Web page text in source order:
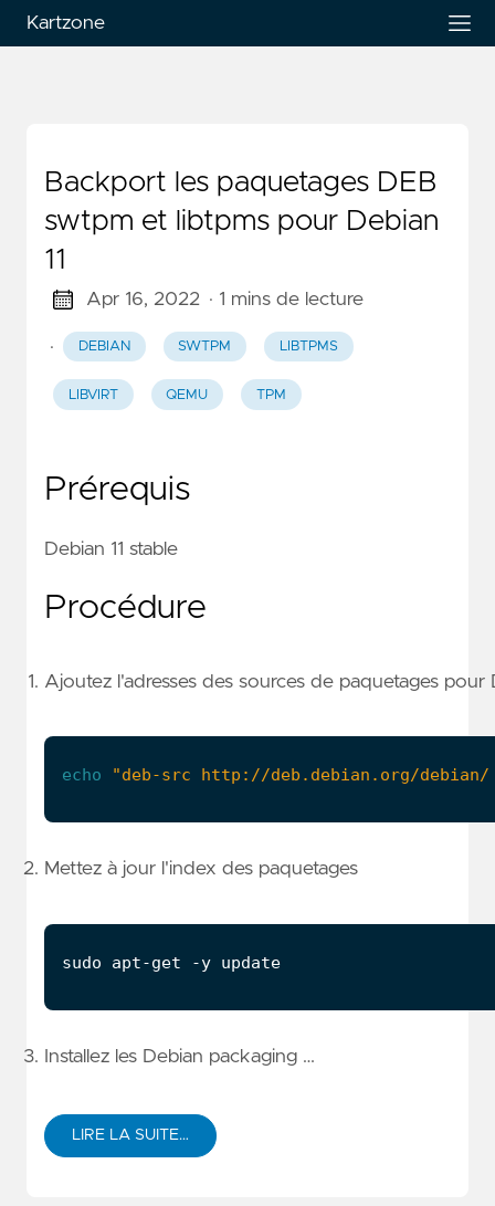
Kartzone
Backport les paquetages DEB
swtpm et libtpms pour Debian
11
Apr 16, 2022 · 1 mins de lecture
· DEBIAN SWTPM LIBTPMS
LIBVIRT QEMU TPM
Prérequis
Debian 11 stable
Procédure
Ajoutez l'adresses des sources de paquetages pour
echo "deb-src http://deb.debian.org/
Mettez à jour l'index des paquetages
Installez les Debian packaging …
LIRE LA SUITE…